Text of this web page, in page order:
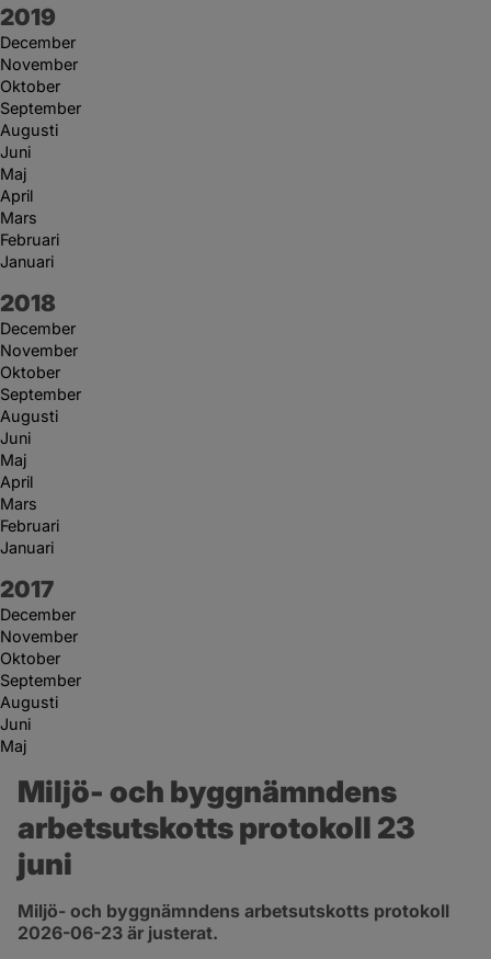
År:
2019
December
November
Oktober
September
Augusti
Juni
Maj
April
Mars
Februari
Januari
År:
2018
December
November
Oktober
September
Augusti
Juni
Maj
April
Mars
Februari
Januari
År:
2017
December
November
Oktober
September
Augusti
Juni
Maj
Miljö- och byggnämndens
arbetsutskotts protokoll 23
juni
Miljö- och byggnämndens arbetsutskotts protokoll
2026-06-23 är justerat.